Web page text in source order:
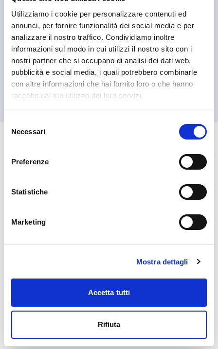
Utilizziamo i cookie per personalizzare contenuti ed
annunci, per fornire funzionalità dei social media e per
analizzare il nostro traffico. Condividiamo inoltre
informazioni sul modo in cui utilizzi il nostro sito con i
nostri partner che si occupano di analisi dei dati web,
pubblicità e social media, i quali potrebbero combinarle
con altre informazioni che hai fornito loro o che hanno
raccolto dal tuo utilizzo dei loro servizi.
delNecessari
Preferenze
Statistiche
Marketing
Mostra dettagli
Accetta tutti
Rifiuta
Livigno